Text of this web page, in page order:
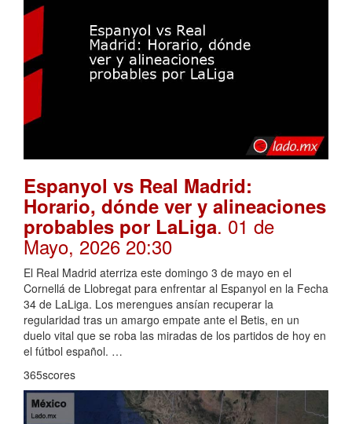
Espanyol vs Real Madrid:
Horario, dónde ver y alineaciones
probables por LaLiga. 01 de
Mayo, 2026 20:30
El Real Madrid aterriza este domingo 3 de mayo en el
Cornellá de Llobregat para enfrentar al Espanyol en la Fecha
34 de LaLiga. Los merengues ansían recuperar la
regularidad tras un amargo empate ante el Betis, en un
duelo vital que se roba las miradas de los partidos de hoy en
el fútbol español. …
365scores